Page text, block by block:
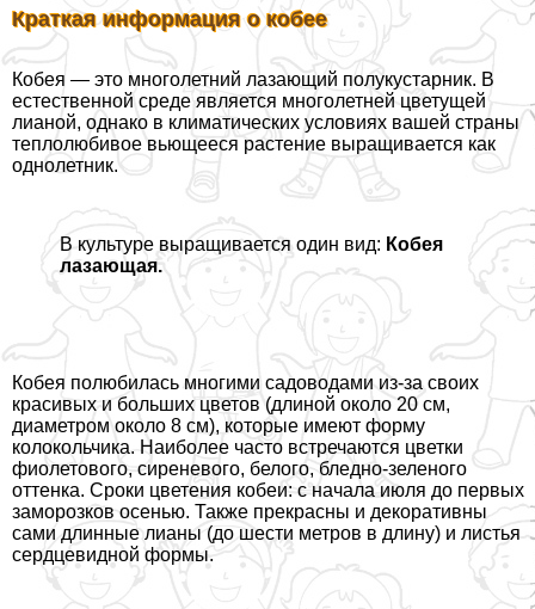
Краткая информация о кобее
Кобея — это многолетний лазающий полукустарник. В
естественной среде является многолетней цветущей
лианой, однако в климатических условиях вашей страны
теплолюбивое вьющееся растение выращивается как
однолетник.
В культуре выращивается один вид: Кобея
лазающая.
Кобея полюбилась многими садоводами из-за своих
красивых и больших цветов (длиной около 20 см,
диаметром около 8 см), которые имеют форму
колокольчика. Наиболее часто встречаются цветки
фиолетового, сиреневого, белого, бледно-зеленого
оттенка. Сроки цветения кобеи: с начала июля до первых
заморозков осенью. Также прекрасны и декоративны
сами длинные лианы (до шести метров в длину) и листья
сердцевидной формы.